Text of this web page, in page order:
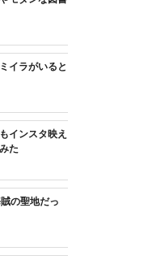
イラがいると
インスタ映え
た
の聖地だっ